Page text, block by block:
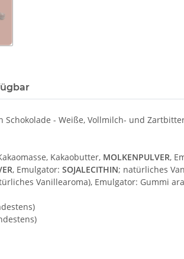
- Weiße, Vollmilch- und
Kakaobutter, MOLKENPULVER,
, Emulgator: SOJALECITHIN; natürliches
Vanillearoma), Emulgator: Gummi